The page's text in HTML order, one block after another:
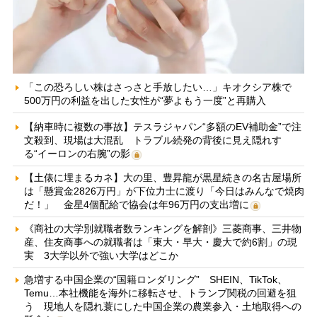
「この恐ろしい株はさっさと手放したい…」キオクシア株で
500万円の利益を出した女性が“夢よもう一度”と再購入
【納車時に複数の事故】テスラジャパン“多額のEV補助金”で注
文殺到、現場は大混乱 トラブル続発の背後に見え隠れす
る“イーロンの右腕”の影
【土俵に埋まるカネ】大の里、豊昇龍が黒星続きの名古屋場所
は「懸賞金2826万円」が下位力士に渡り「今日はみんなで焼肉
だ！」 金星4個配給で協会は年96万円の支出増に
《商社の大学別就職者数ランキングを解剖》三菱商事、三井物
産、住友商事への就職者は「東大・早大・慶大で約6割」の現
実 3大学以外で強い大学はどこか
急増する中国企業の“国籍ロンダリング” SHEIN、TikTok、
Temu…本社機能を海外に移転させ、トランプ関税の回避を狙
う 現地人を隠れ蓑にした中国企業の農業参入・土地取得への